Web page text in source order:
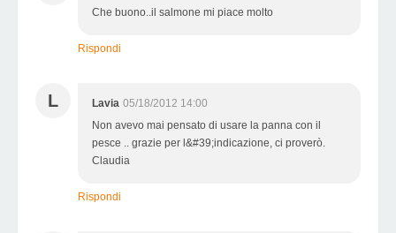
Che buono..il salmone mi piace molto
Rispondi
L Lavia 05/18/2012 14:00
Non avevo mai pensato di usare la panna con il
pesce .. grazie per l&#39;indicazione, ci proverò.
Claudia
Rispondi